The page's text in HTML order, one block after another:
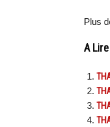
Plus
A